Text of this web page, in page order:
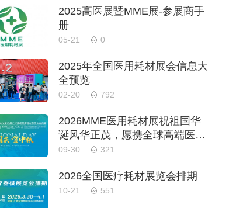
2025高医展暨MME展-参展商手
册
05-21 0
2025年全国医用耗材展会信息大
全预览
02-20 792
2026MME医用耗材展祝祖国华
诞风华正茂，愿携全球高端医械
成果，为健康中国建设添砖加
09-30 321
2026全国医疗耗材展览会排期
10-21 551